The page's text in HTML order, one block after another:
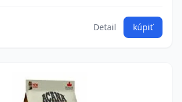
Detail kúpiť